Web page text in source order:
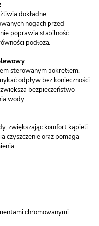
dokładne
nogach przed
poprawia stabilność
podłoża.
sterowanym pokrętłem.
odpływ bez konieczności
bezpieczeństwo
wody.
zwiększając komfort kąpieli.
czyszczenie oraz pomaga
chromowanymi